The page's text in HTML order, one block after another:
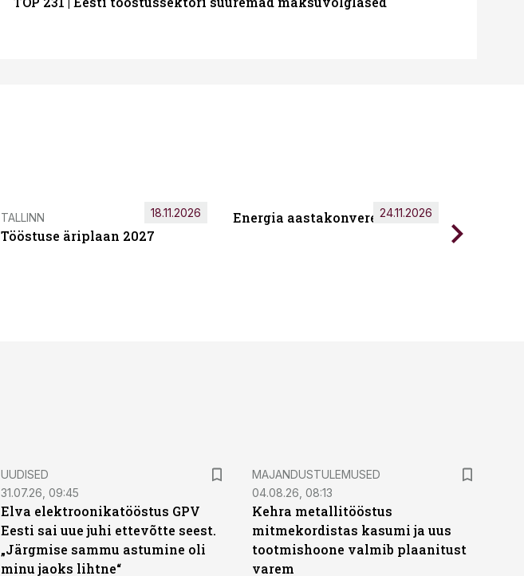
TALLINN
Tööstuse äriplaan 2027
18.11.2026 Energia aastakonverents 2026
24.11.2026
UUDISED
31.07.26, 09:45
Elva elektroonikatööstus GPV
Eesti sai uue juhi ettevõtte seest.
„Järgmise sammu astumine oli
minu jaoks lihtne“
MAJANDUSTULEMUSED
04.08.26, 08:13
Kehra metallitööstus
mitmekordistas kasumi ja uus
tootmishoone valmib plaanitust
varem